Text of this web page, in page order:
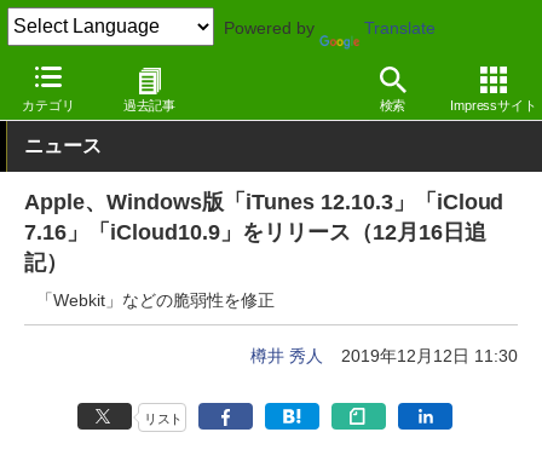
Powered by Translate
カテゴリ 過去記事 検索 Impressサイト
窓の杜 セキュリティ
ニュース
Apple、Windows版「iTunes 12.10.3」「iCloud
7.16」「iCloud10.9」をリリース（12月16日追
記）
「Webkit」などの脆弱性を修正
樽井 秀人 2019年12月12日 11:30
リスト